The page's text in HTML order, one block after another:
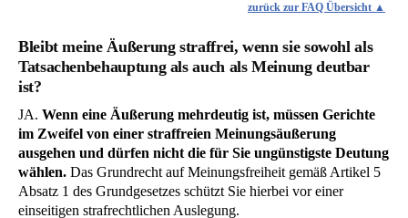
zurück zur FAQ Übersicht
Bleibt meine Äußerung straffrei, wenn sie sowohl als
Tatsachenbehauptung als auch als Meinung deutbar
ist?
JA. Wenn eine Äußerung mehrdeutig ist, müssen Gerichte
im Zweifel von einer straffreien Meinungsäußerung
ausgehen und dürfen nicht die für Sie ungünstigste Deutung
wählen. Das Grundrecht auf Meinungsfreiheit gemäß Artikel 5
Absatz 1 des Grundgesetzes schützt Sie hierbei vor einer
einseitigen strafrechtlichen Auslegung.